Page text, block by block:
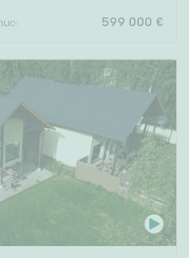
kph, sauna, 2x wc, khh
599 000 €